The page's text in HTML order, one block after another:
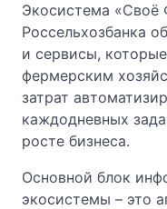
Экосистема «Своё
Россельхозбанка
и сервисы,
фермерским
затрат
каждодневных
росте бизнеса.
Основной блок
экосистемы – это